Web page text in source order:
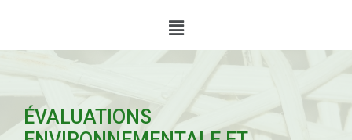
ÉVALUATIONS